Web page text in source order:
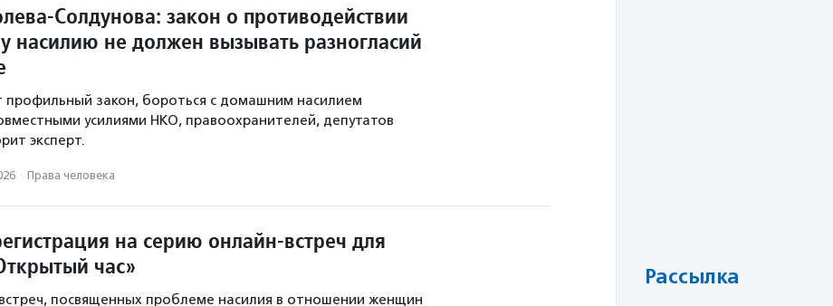
Солдунова: закон о противодействии
насилию не должен вызывать разногласий
профильный закон, бороться с домашним насилием
усилиями НКО, правоохранителей, депутатов
эксперт.
· Права человека
на серию онлайн-встреч для
час»
посвященных проблеме насилия в отношении женщин
Рассылка